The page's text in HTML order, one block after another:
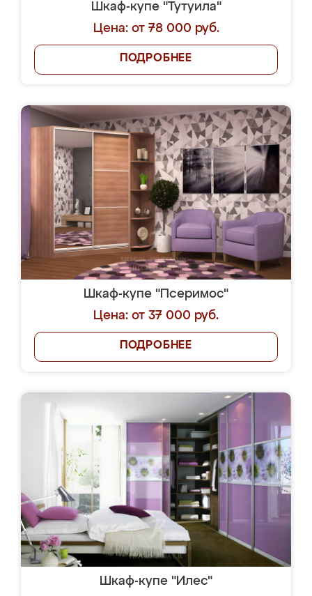
Шкаф-купе "Тутуила"
Цена: от 78 000 руб.
ПОДРОБНЕЕ
Шкаф-купе "Псеримос"
Цена: от 37 000 руб.
ПОДРОБНЕЕ
Шкаф-купе "Илес"